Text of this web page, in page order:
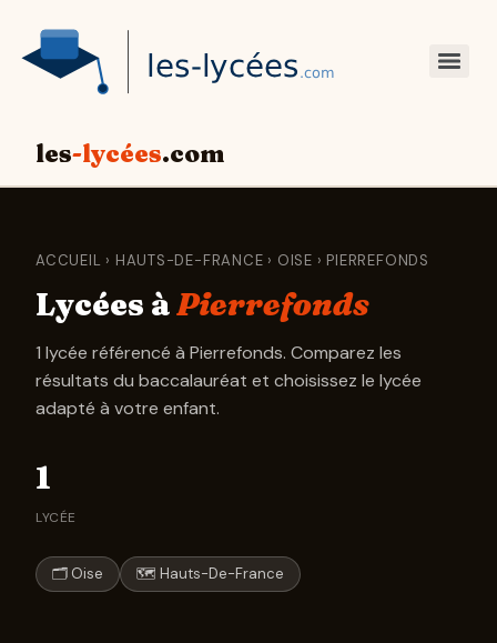
les-lycées.com
ACCUEIL › HAUTS-DE-FRANCE › OISE › PIERREFONDS
Lycées àPierrefonds
1 lycée référencé à Pierrefonds. Comparez les
résultats du baccalauréat et choisissez le lycée
adapté à votre enfant.
1
LYCÉE
🗂 Oise 🗺 Hauts-De-France